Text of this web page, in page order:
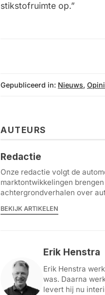
stikstofruimte op.”
Gepubliceerd in: Nieuws,
AUTEURS
Redactie
Onze redactie volgt de
marktontwikkelingen
achtergrondverhalen over
BEKIJK ARTIKELEN
Erik Henstra
Erik Henstra
was. Daarna
levert hij nu